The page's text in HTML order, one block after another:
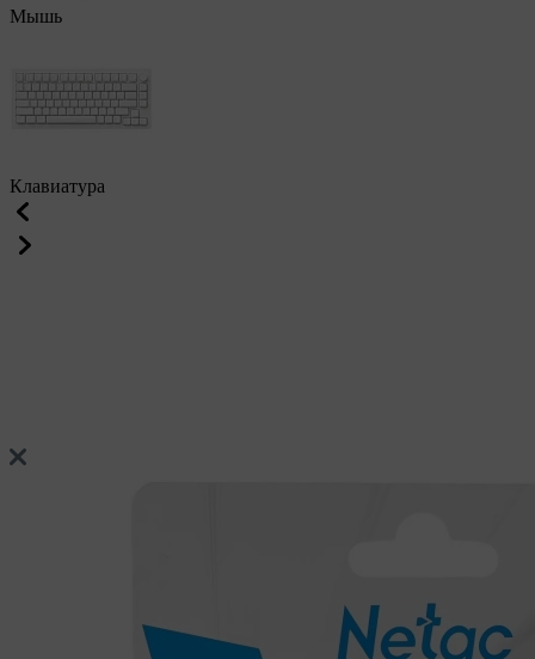
Мышь
Клавиатура